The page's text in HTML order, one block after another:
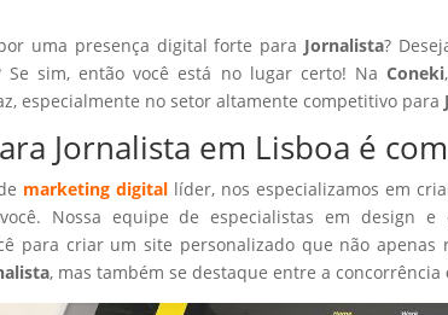
uma presença digital forte para Jornalista?
Se sim, então você está no lugar certo! NaConeki
especialmente no setor altamente competitivo para
Jornalista em Lisboa é
marketing digitallíder, nos especializamos em
Nossa equipe de especialistas em design e
para criar um site personalizado que não
, mas também se destaque entre a concorrência